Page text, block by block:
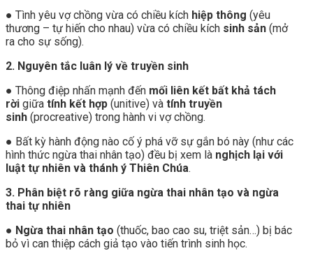
● Tình yêu vợ chồng vừa có chiều kích hiệp thông (yêu
thương – tự hiến cho nhau) vừa có chiều kích sinh sản (mở
ra cho sự sống).
2. Nguyên tắc luân lý về truyền sinh
● Thông điệp nhấn mạnh đến mối liên kết bất khả tách
rời giữa tính kết hợp (unitive) và tính truyền
sinh (procreative) trong hành vi vợ chồng.
● Bất kỳ hành động nào cố ý phá vỡ sự gắn bó này (như các
hình thức ngừa thai nhân tạo) đều bị xem là nghịch lại với
luật tự nhiên và thánh ý Thiên Chúa.
3. Phân biệt rõ ràng giữa ngừa thai nhân tạo và ngừa
thai tự nhiên
● Ngừa thai nhân tạo (thuốc, bao cao su, triệt sản…) bị bác
bỏ vì can thiệp cách giả tạo vào tiến trình sinh học.